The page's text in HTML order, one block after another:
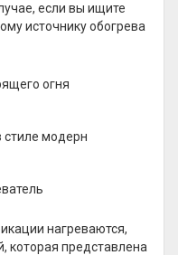
если вы ищите
источнику обогрева
нагреваются,
которая представлена